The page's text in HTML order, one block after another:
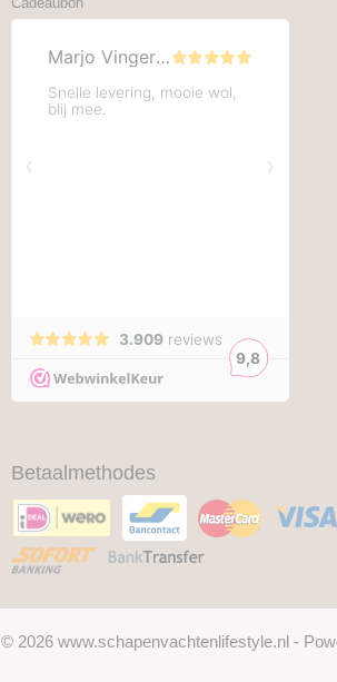
Betaalmethodes
© 2026 www.schapenvachtenlifestyle.nl -